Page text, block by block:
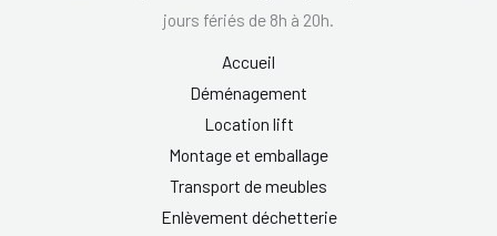
jours fériés de 8h à 20h.
Accueil
Déménagement
Location lift
Montage et emballage
Transport de meubles
Enlèvement déchetterie